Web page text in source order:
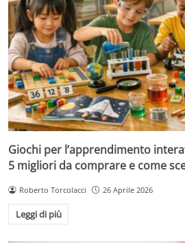
Giochi per l’apprendimento
5 migliori da comprare e come
Roberto Torcolacci 26 Aprile 2026
Leggi di più